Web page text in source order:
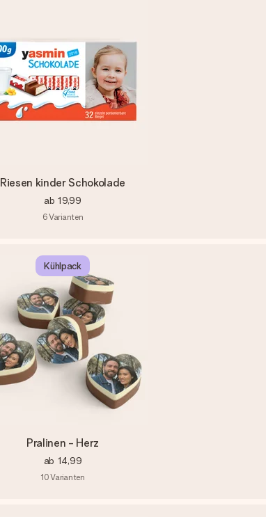
Riesen kinder Schokolade
ab 19,99
6Varianten
Kühlpack
Pralinen - Herz
ab 14,99
10Varianten